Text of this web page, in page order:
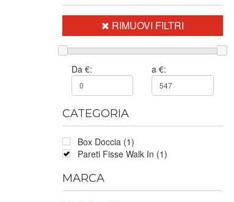
RIMUOVI FILTRI
Da €: a €:
CATEGORIA
Box Doccia (1)
Pareti Fisse Walk In (1)
MARCA